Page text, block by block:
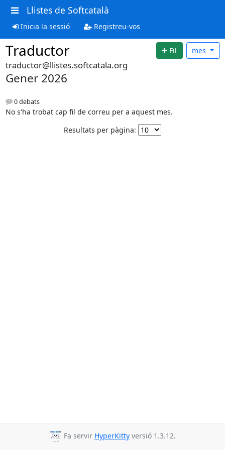
Llistes de Softcatalà
Inicia la sessió Registreu-vos
Traductor Fil mes
traductor@llistes.softcatala.org
Gener 2026
0 debats
No s'ha trobat cap fil de correu per a aquest mes.
Resultats per pàgina:
Fa servir HyperKitty versió 1.3.12.